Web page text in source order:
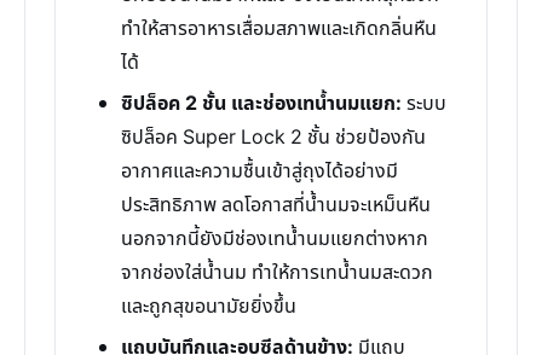
ทำให้สารอาหารเสื่อมสภาพและเกิดกลิ่นหืน
ได้
ซิปล็อค 2 ชั้น และช่องเทน้ำนมแยก: ระบบ
ซิปล็อค Super Lock 2 ชั้น ช่วยป้องกัน
อากาศและความชื้นเข้าสู่ถุงได้อย่างมี
ประสิทธิภาพ ลดโอกาสที่น้ำนมจะเหม็นหืน
นอกจากนี้ยังมีช่องเทน้ำนมแยกต่างหาก
จากช่องใส่น้ำนม ทำให้การเทน้ำนมสะดวก
และถูกสุขอนามัยยิ่งขึ้น
แถบบันทึกและอบซีลด้านข้าง: มีแถบ